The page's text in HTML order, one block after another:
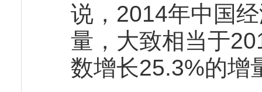
说，2014年中国
量，大致相当于
数增长25.3%的增